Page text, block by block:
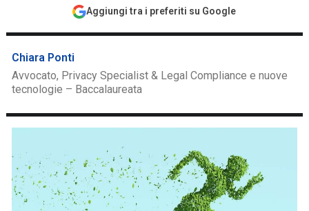
Aggiungi tra i preferiti su Google
Chiara Ponti
Avvocato, Privacy Specialist & Legal Compliance e nuove
tecnologie – Baccalaureata